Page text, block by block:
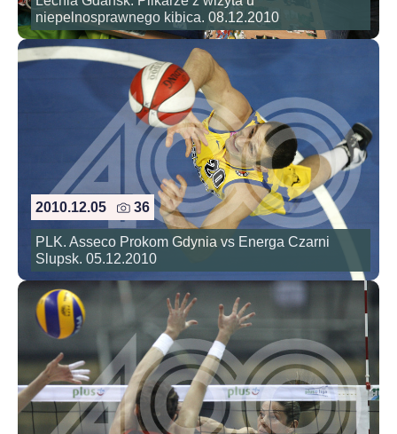
niepelnosprawnego kibica. 08.12.2010
2010.12.05 36
PLK. Asseco Prokom Gdynia vs Energa Czarni
Slupsk. 05.12.2010